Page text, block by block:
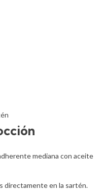
mediana con aceite
directamente en la sartén.